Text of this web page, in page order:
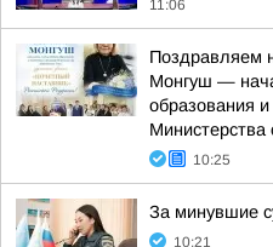
11:06
Поздравляем
Монгуш —
образования
Министерства
10:25
За минувшие
10:21